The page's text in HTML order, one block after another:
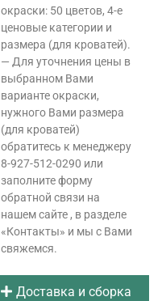
окраски: 50 цветов, 4-е
ценовые категории и
размера (для кроватей).
— Для уточнения цены в
выбранном Вами
варианте окраски,
нужного Вами размера
(для кроватей)
обратитесь к менеджеру
8-927-512-0290 или
заполните форму
обратной связи на
нашем сайте , в разделе
«Контакты» и мы с Вами
свяжемся.
Доставка и сборка